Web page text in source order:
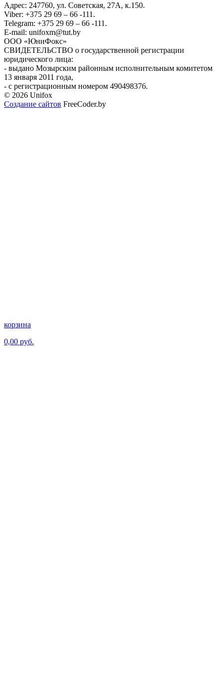
Адрес: 247760, ул. Советская, 27А, к.150.
Viber: +375 29 69 – 66 -111.
Telegram: +375 29 69 – 66 -111.
E-mail: unifoxm@tut.by
ООО «ЮниФокс»
СВИДЕТЕЛЬСТВО о государственной регистрации
юридического лица:
- выдано Мозырским районным исполнительным комитетом
13 января 2011 года,
- с регистрационным номером 490498376.
© 2026 Unifox
Создание сайтов FreeCoder.by
корзина
0,00 руб.